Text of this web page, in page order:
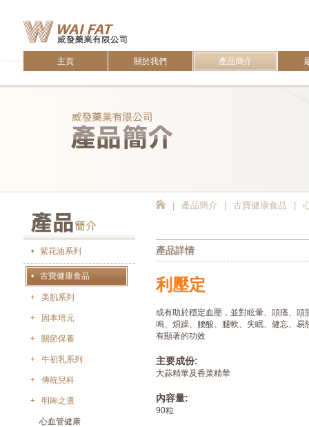
主頁 關於我們 產品簡介
• 紫花油系列
• 古寶健康食品
+ 美肌系列
+ 固本培元
+ 關節保養
+ 牛初乳系列
+ 傳統兒科
+ 明眸之選
心血管健康
產品簡介 古寶健康食品
產品詳情
利壓定
或有助於穩定血壓，並對眩暈、頭痛、頭
鳴、煩躁、腰酸、腿軟、失眠、健忘、易
有顯著的功效
主要成份:
大蒜精華及香菜精華
內容量:
90粒